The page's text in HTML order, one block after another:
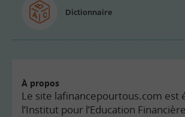
Dictionnaire
À propos
Le site lafinancepourtous.com est
l’Institut pour l’Education